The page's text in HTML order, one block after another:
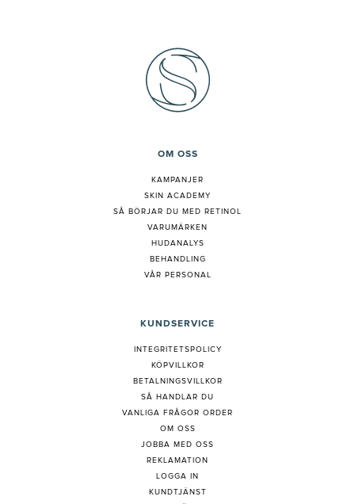
OM OSS
KAMPANJER
SKIN ACADEMY
SÅ BÖRJAR DU MED RETINOL
VARUMÄRKEN
HUDANALYS
BEHANDLING
VÅR PERSONAL
KUNDSERVICE
INTEGRITETSPOLICY
KÖPVILLKOR
BETALNINGSVILLKOR
SÅ HANDLAR DU
VANLIGA FRÅGOR ORDER
OM OSS
JOBBA MED OSS
REKLAMATION
LOGGA IN
KUNDTJÄNST